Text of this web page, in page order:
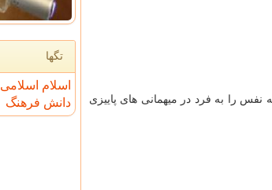
نفس را به فرد در میهمانی های پاییزی
تگها
اسلام اسلامی
دانش فرهنگ